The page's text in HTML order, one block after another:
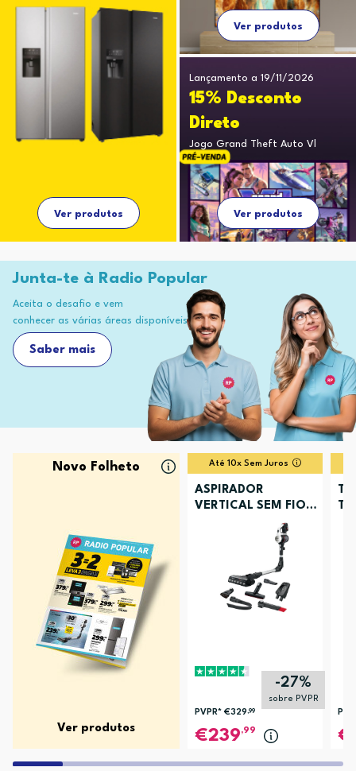
Ver produtos
Ver produtos
Lançamento a 19/11/2026
15% Desconto
Direto
Jogo Grand Theft Auto Vl
Ver produtos
Junta-te à Radio Popular
Aceita o desafio e vem
conhecer as várias áreas disponíveis
Saber mais
Novo Folheto
Ver produtos
Até 10x Sem Juros
ASPIRADOR
VERTICAL SEM FIOS
BOSCH BCS711XXL
-27%
sobre PVPR
PVPR* €329,99
239,99
TV